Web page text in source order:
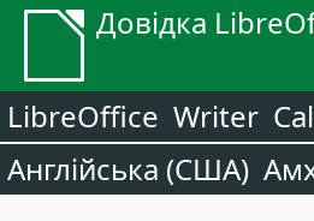
Довідка
LibreOffice Writer
Англійська (США)